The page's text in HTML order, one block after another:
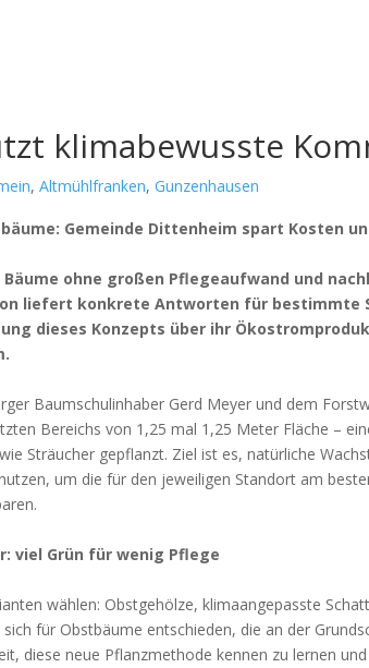
klimabewusste
,Altmühlfranken,Gunzenhausen
Gemein­de Dit­ten­heim spart Kos­ten
ohne gro­ßen Pfle­ge­auf­wand und
lie­fert kon­kre­te Ant­wor­ten für bestimm­te
die­ses Kon­zepts über ihr
Baum­schul­in­ha­ber Gerd Mey­er und dem
Bereichs von 1,25 mal 1,25 Meter Flä­che –
Sträu­cher gepflanzt. Ziel ist es, natür­li­che
um die für den jewei­li­gen Stand­ort am
viel Grün für wenig Pfle­ge
wäh­len: Obst­ge­höl­ze, kli­ma­an­ge­pass­te
für Obst­bäu­me ent­schie­den, die an der
die­se neue Pflanz­me­tho­de ken­nen zu ler­nen